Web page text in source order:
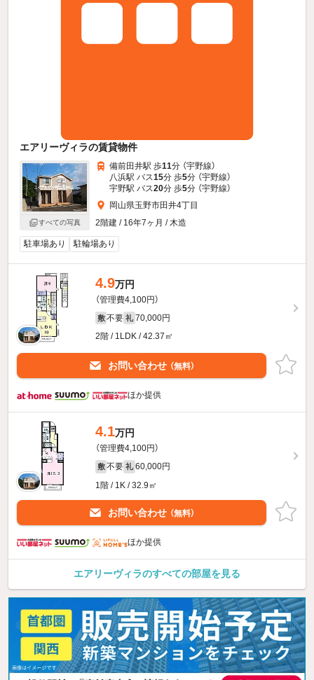
エアリーヴィラの賃貸物件
すべての写真
備前田井駅 歩11分 （宇野線）
八浜駅 バス15分 歩5分 （宇野線）
宇野駅 バス20分 歩5分 （宇野線）
岡山県玉野市田井4丁目
2階建 / 16年7ヶ月 / 木造
駐車場あり 駐輪場あり
4.9万円
（管理費4,100円）
敷 不要 礼 70,000円
2階 / 1LDK / 42.37㎡
お問い合わせ （無料）
ほか提供
4.1万円
（管理費4,100円）
敷 不要 礼 60,000円
1階 / 1K / 32.9㎡
お問い合わせ （無料）
ほか提供
エアリーヴィラのすべての部屋を見る